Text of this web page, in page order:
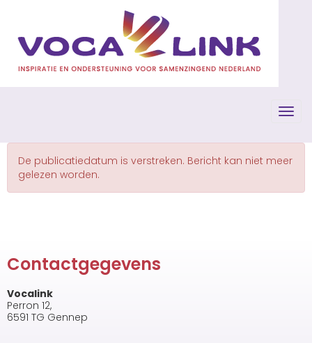
De publicatiedatum is verstreken. Bericht kan niet meer
gelezen worden.
Contactgegevens
Vocalink
Perron 12,
6591 TG Gennep